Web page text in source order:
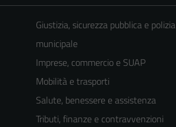
Giustizia, sicurezza pubblica e polizia
municipale
Imprese, commercio e SUAP
Mobilità e trasporti
Salute, benessere e assistenza
Tributi, finanze e contravvenzioni